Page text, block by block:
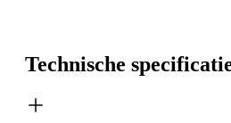
Technische